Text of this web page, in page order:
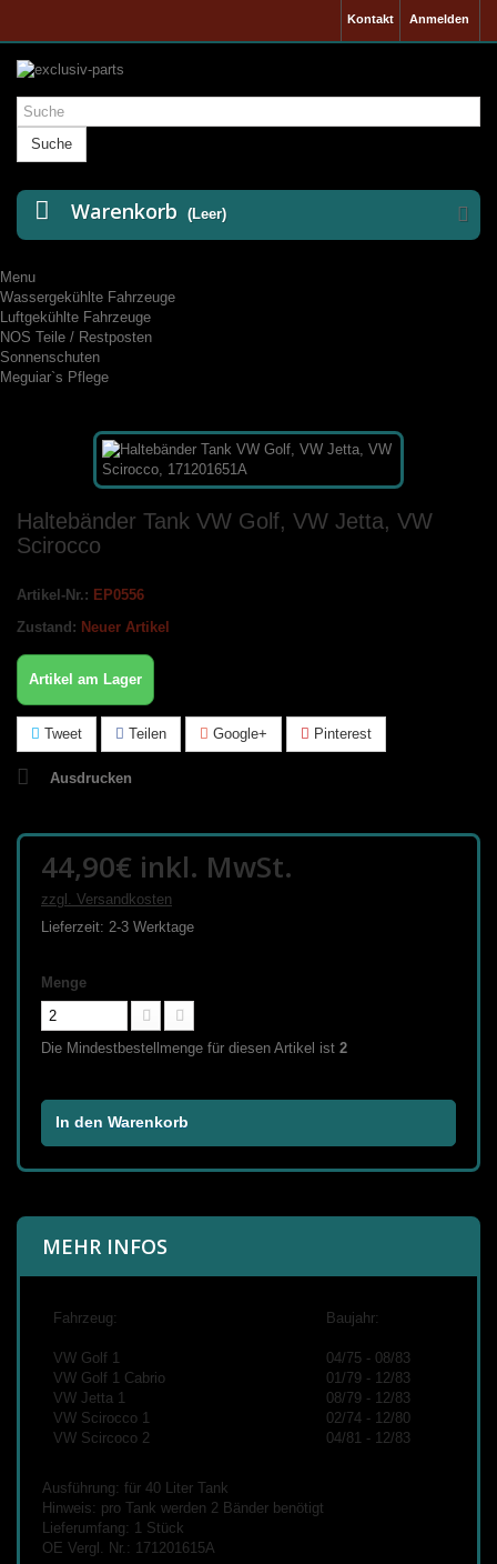
Anmelden
Kontakt
Suche
Warenkorb (Leer)
Menu
Wassergekühlte Fahrzeuge
Luftgekühlte Fahrzeuge
NOS Teile / Restposten
Sonnenschuten
Meguiar`s Pflege
Haltebänder Tank VW Golf, VW Jetta, VW
Scirocco
Artikel-Nr.: EP0556
Zustand: Neuer Artikel
Artikel am Lager
Tweet Teilen Google+ Pinterest
Ausdrucken
44,90€ inkl. MwSt.
zzgl. Versandkosten
Lieferzeit: 2-3 Werktage
Menge
Die Mindestbestellmenge für diesen Artikel ist 2
In den Warenkorb
MEHR INFOS
Fahrzeug: Baujahr:
VW Golf 1
VW Golf 1 Cabrio
VW Jetta 1
VW Scirocco 1
VW Scircoco 2
04/75 - 08/83
01/79 - 12/83
08/79 - 12/83
02/74 - 12/80
04/81 - 12/83
Ausführung: für 40 Liter Tank
Hinweis: pro Tank werden 2 Bänder benötigt
Lieferumfang: 1 Stück
OE Vergl. Nr.: 171201615A